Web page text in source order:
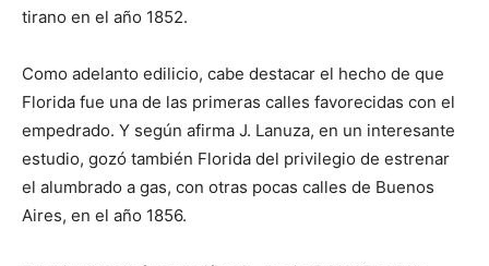
tirano en el año 1852.
Como adelanto edilicio, cabe destacar el hecho de que
Florida fue una de las primeras calles favorecidas con el
empedrado. Y según afirma J. Lanuza, en un interesante
estudio, gozó también Florida del privilegio de estrenar
el alumbrado a gas, con otras pocas calles de Buenos
Aires, en el año 1856.